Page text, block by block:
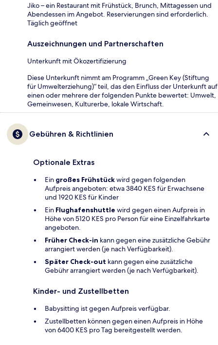
Jiko – ein Restaurant mit Frühstück, Brunch, Mittagessen und
Abendessen im Angebot. Reservierungen sind erforderlich.
Täglich geöffnet
Auszeichnungen und Partnerschaften
Unterkunft mit Ökozertifizierung
Diese Unterkunft nimmt am Programm „Green Key (Stiftung
für Umwelterziehung)“ teil, das den Einfluss der Unterkunft auf
einen oder mehrere der folgenden Punkte bewertet: Umwelt,
Gemeinwesen, Kulturerbe, lokale Wirtschaft.
Gebühren & Richtlinien
Optionale Extras
Ein großes Frühstückwird gegen folgenden
Aufpreis angeboten: etwa 3840 KES für Erwachsene
und 1920 KES für Kinder
Ein Flughafenshuttle wird gegen einen Aufpreis in
Höhe von 5120 KES pro Person für eine Einzelfahrkarte
angeboten.
Früher Check-in kann gegen eine zusätzliche Gebühr
arrangiert werden (je nach Verfügbarkeit).
Später Check-out kann gegen eine zusätzliche
Gebühr arrangiert werden (je nach Verfügbarkeit).
Kinder- und Zustellbetten
Babysitting ist gegen Aufpreis verfügbar.
Zustellbetten können gegen einen Aufpreis in Höhe
von 6400 KES pro Tag bereitgestellt werden.